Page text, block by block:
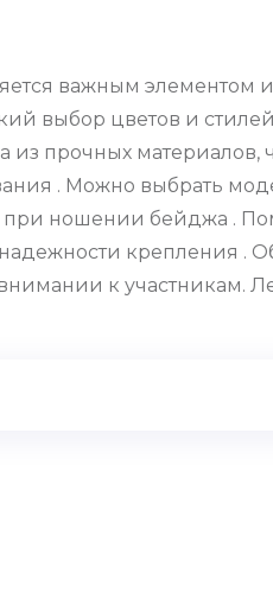
важным элементом
выбор цветов и стилей
прочных материалов,
. Можно выбрать
при ношении бейджа .
крепления .
к участникам.